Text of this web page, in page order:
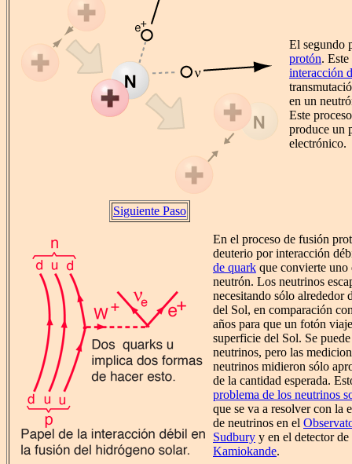
Siguiente Paso
El segundo
protón.
interacción
en un
Este
produce un
electrónico.
En el proceso de fusión
deuterio por interacción
de quark que convierte uno
neutrón. Los neutrinos
necesitando sólo alrededor
del Sol, en comparación
años para que un fotón
superficie del Sol. Se
neutrinos, pero las
neutrinos midieron sólo
de la cantidad esperada.
problema de los neutrinos
que se va a resolver con la
de neutrinos en el
Sudbury y en el detector
Kamiokande.